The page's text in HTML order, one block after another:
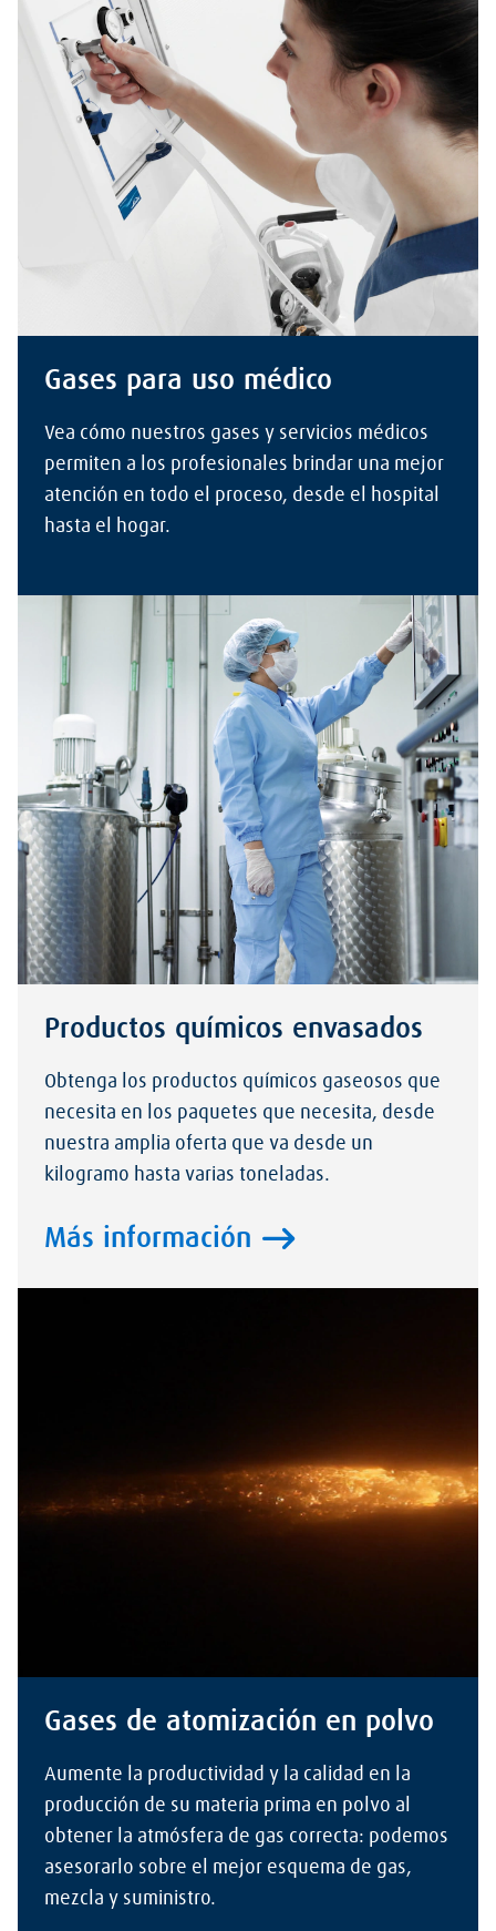
Gases para uso médico
Vea cómo nuestros gases y servicios médicos
permiten a los profesionales brindar una mejor
atención en todo el proceso, desde el hospital
hasta el hogar.
Productos químicos envasados
Obtenga los productos químicos gaseosos que
necesita en los paquetes que necesita, desde
nuestra amplia oferta que va desde un
kilogramo hasta varias toneladas.
Más información
Gases de atomización en polvo
Aumente la productividad y la calidad en la
producción de su materia prima en polvo al
obtener la atmósfera de gas correcta: podemos
asesorarlo sobre el mejor esquema de gas,
mezcla y suministro.